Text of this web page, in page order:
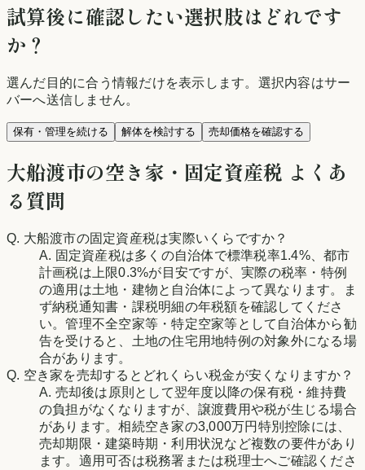
試算後に確認したい選択肢はどれです
か？
選んだ目的に合う情報だけを表示します。選択内容はサー
バーへ送信しません。
保有・管理を続ける 解体を検討する 売却価格を確認する
大船渡市の空き家・固定資産税 よくあ
る質問
Q. 大船渡市の固定資産税は実際いくらですか？
A. 固定資産税は多くの自治体で標準税率1.4%、都市
計画税は上限0.3%が目安ですが、実際の税率・特例
の適用は土地・建物と自治体によって異なります。ま
ず納税通知書・課税明細の年税額を確認してくださ
い。管理不全空家等・特定空家等として自治体から勧
告を受けると、土地の住宅用地特例の対象外になる場
合があります。
Q. 空き家を売却するとどれくらい税金が安くなりますか？
A. 売却後は原則として翌年度以降の保有税・維持費
の負担がなくなりますが、譲渡費用や税が生じる場合
があります。相続空き家の3,000万円特別控除には、
売却期限・建築時期・利用状況など複数の要件があり
ます。適用可否は税務署または税理士へご確認くださ